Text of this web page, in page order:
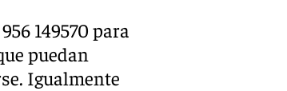
149570 para
puedan
Igualmente